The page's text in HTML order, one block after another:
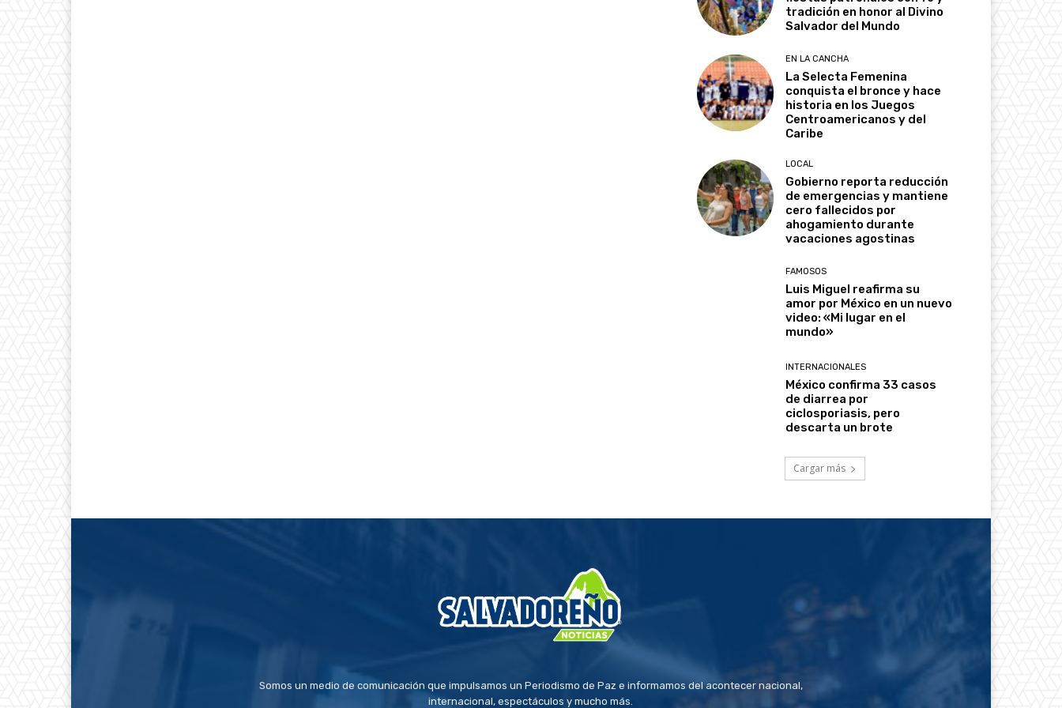
tradición en honor al Divino
Salvador del Mundo
EN LA CANCHA
La Selecta Femenina
conquista el bronce y hace
historia en los Juegos
Centroamericanos y del
Caribe
LOCAL
Gobierno reporta reducción
de emergencias y mantiene
cero fallecidos por
ahogamiento durante
vacaciones agostinas
FAMOSOS
Luis Miguel reafirma su
amor por México en un nuevo
video: «Mi lugar en el
mundo»
INTERNACIONALES
México confirma 33 casos
de diarrea por
ciclosporiasis, pero
descarta un brote
Cargar más
Somos un medio de comunicación que impulsamos un Periodismo de Paz e informamos del acontecer nacional,
internacional, espectáculos y mucho más.